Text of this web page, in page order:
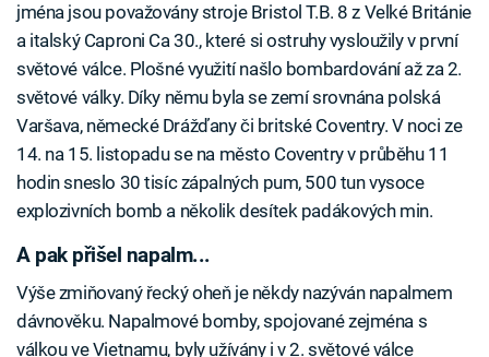
jména jsou považovány stroje Bristol T.B. 8 z Velké Británie
a italský Caproni Ca 30., které si ostruhy vysloužily v první
světové válce. Plošné využití našlo bombardování až za 2.
světové války. Díky němu byla se zemí srovnána polská
Varšava, německé Drážďany či britské Coventry. V noci ze
14. na 15. listopadu se na město Coventry v průběhu 11
hodin sneslo 30 tisíc zápalných pum, 500 tun vysoce
explozivních bomb a několik desítek padákových min.
A pak přišel napalm...
Výše zmiňovaný řecký oheň je někdy nazýván napalmem
dávnověku. Napalmové bomby, spojované zejména s
válkou ve Vietnamu, byly užívány i v 2. světové válce